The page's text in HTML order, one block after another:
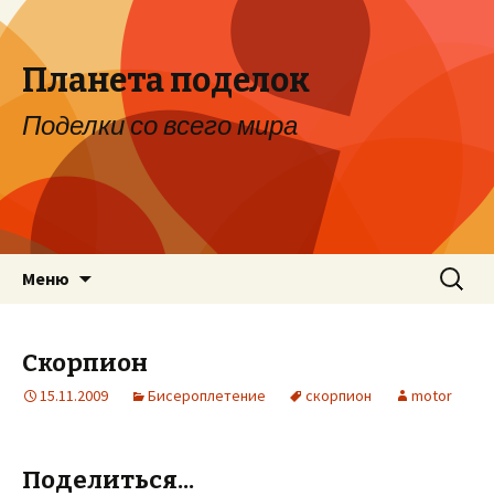
Планета поделок
Поделки со всего мира
Меню Найти:
Скорпион
15.11.2009 Бисероплетение скорпион motor
Поделиться...